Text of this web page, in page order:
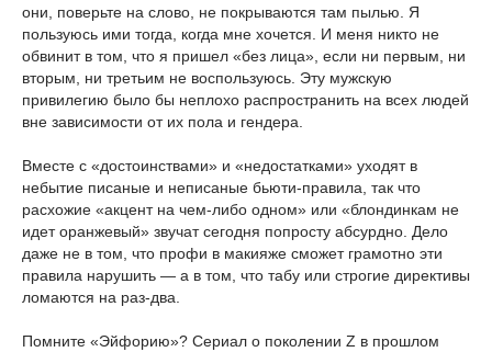
они, поверьте на слово, не покрываются там пылью. Я
пользуюсь ими тогда, когда мне хочется. И меня никто не
обвинит в том, что я пришел «без лица», если ни первым, ни
вторым, ни третьим не воспользуюсь. Эту мужскую
привилегию было бы неплохо распространить на всех людей
вне зависимости от их пола и гендера.
Вместе с «достоинствами» и «недостатками» уходят в
небытие писаные и неписаные бьюти-правила, так что
расхожие «акцент на чем-либо одном» или «блондинкам не
идет оранжевый» звучат сегодня попросту абсурдно. Дело
даже не в том, что профи в макияже сможет грамотно эти
правила нарушить — а в том, что табу или строгие директивы
ломаются на раз-два.
Помните «Эйфорию»? Сериал о поколении Z в прошлом